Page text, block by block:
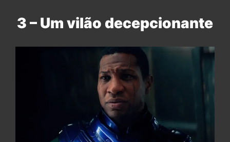
3 – Um vilão decepcionante